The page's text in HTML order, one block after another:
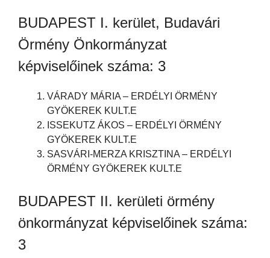
BUDAPEST I. kerület, Budavári
Örmény Önkormányzat
képviselőinek száma: 3
VÁRADY MÁRIA – ERDÉLYI ÖRMÉNY
GYÖKEREK KULT.E
ISSEKUTZ ÁKOS – ERDÉLYI ÖRMÉNY
GYÖKEREK KULT.E
SASVÁRI-MERZA KRISZTINA – ERDÉLYI
ÖRMÉNY GYÖKEREK KULT.E
BUDAPEST II. kerületi örmény
önkormányzat képviselőinek száma:
3